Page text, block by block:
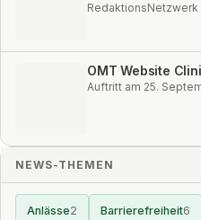
RedaktionsNetzwerk
OMT Website
Auftritt am 25.
NEWS-THEMEN
Anlässe2 Barrierefreiheit6